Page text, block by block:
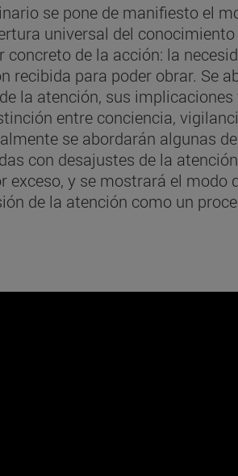
se pone de manifiesto el
universal del conocimiento
concreto de la acción: la
recibida para poder obrar. Se
la atención, sus implicaciones
entre conciencia,
se abordarán algunas
con desajustes de la
exceso, y se mostrará el modo
de la atención como un